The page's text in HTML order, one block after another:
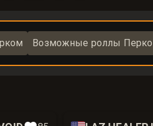
Возможные роллы